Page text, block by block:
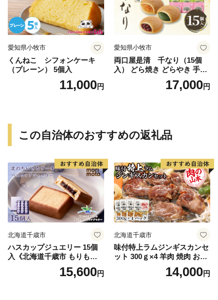
愛知県小牧市
くんねこ シフォンケーキ
（プレーン） 5個入
11,000円
愛知県小牧市
両口屋是清 千なり（15個
入） どら焼き どらやき 手土
産 お土産 土産 丹波大納言小
豆 抹茶 林檎 りんご 慶事 お
17,000円
この自治体のおすすめの返礼品
北海道千歳市
ハスカップジュエリー 15個
入《北海道千歳市 もりも
15,600円
北海道千歳市
味付特上ラムジンギスカンセ
ット 300ｇ×4 羊肉 焼肉 お肉
味付き BBQ キャンプ ＜肉の
14,000円